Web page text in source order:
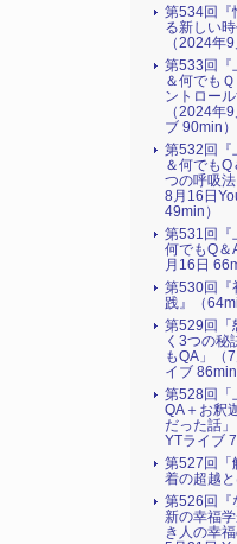
第534回『
る新しい時
（2024年
第533回『
＆何でも
ントロー
（2024年
ブ 90min）
第532回『
＆何でもQ
つの呼吸
8月16日
49min）
第531回『
何でもQ
月16日
第530回『
践』（
第529回「
く3つの秘
もQA」（
イブ 86min
第528回「
QA＋お釈
だった話
YTライブ
第527回「
着の超越と
第526回『
新の幸福
き人の幸